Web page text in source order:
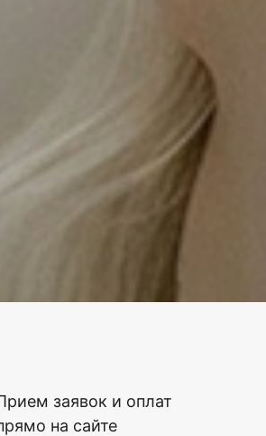
заявок и оплат
на сайте